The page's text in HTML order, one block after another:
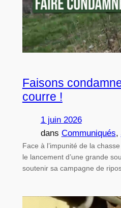
Faisons
courre !
1 juin 2026
dans Communiqués,
Face à l’impunité de la
le lancement d’une grande
soutenir sa campagne de